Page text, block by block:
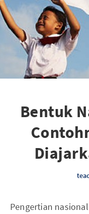
Bentuk
Pengertian